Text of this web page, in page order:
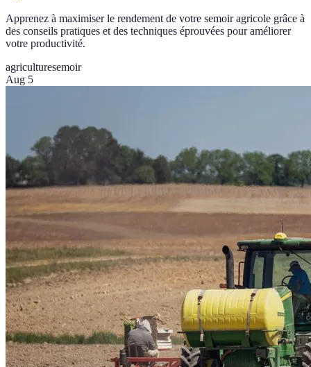
Apprenez à maximiser le rendement de votre semoir agricole grâce à
des conseils pratiques et des techniques éprouvées pour améliorer
votre productivité.
agriculturesemoir
Aug 5